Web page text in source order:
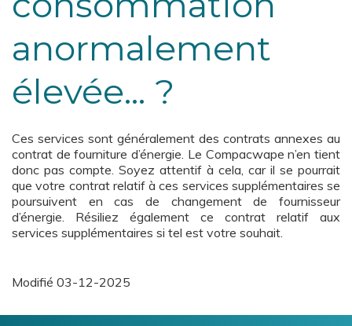
anormalement
élevée... ?
Ces services sont généralement des contrats annexes au
contrat de fourniture d’énergie. Le Compacwape n’en tient
donc pas compte. Soyez attentif à cela, car il se pourrait
que votre contrat relatif à ces services supplémentaires se
poursuivent en cas de changement de fournisseur
d’énergie. Résiliez également ce contrat relatif aux
services supplémentaires si tel est votre souhait.
Modifié 03-12-2025